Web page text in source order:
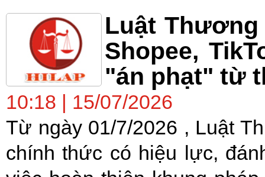
Luật
Shopee,
"án phạt" từ
10:18 | 15/07/2026
Từ ngày 01/7/2026 , Luật
chính thức có hiệu lực,